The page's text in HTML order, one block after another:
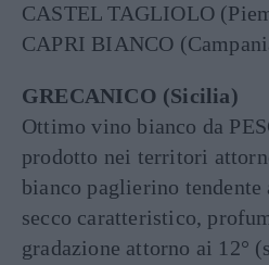
CASTEL TAGLIOLO
CAPRI BIANCO
GRECANICO (Sicilia)
Ottimo vino bianco da
prodotto nei territori
bianco paglierino
secco caratteristico,
gradazione attorno ai 12°